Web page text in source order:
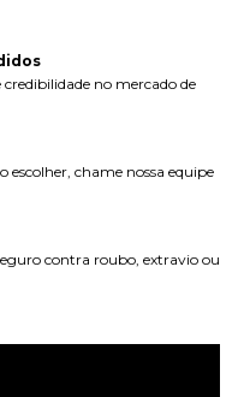
credibilidade no mercado de
escolher, chame nossa equipe
contra roubo, extravio ou